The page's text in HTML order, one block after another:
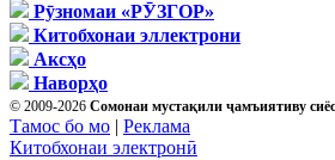
Рӯзномаи «РӮЗГОР»
Китобхонаи эллектрони
Аксҳо
Наворҳо
© 2009-2026 Сомонаи мустақили ҷамъиятиву
Тамос бо мо | Реклама
Китобхонаи электронӣ